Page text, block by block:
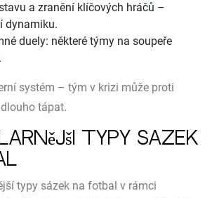
a zranění klíčových hráčů –
dynamiku.
duely: některé týmy na soupeře
systém – tým v krizi může proti
tápat.
typy sázek
typy sázek na fotbal v rámci